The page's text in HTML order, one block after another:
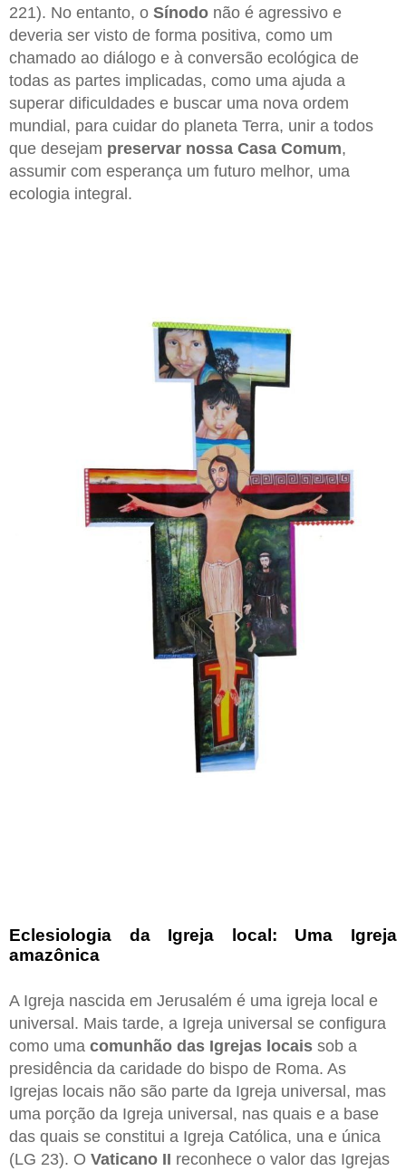
221). No entanto, o Sínodo não é agressivo e
deveria ser visto de forma positiva, como um
chamado ao diálogo e à conversão ecológica de
todas as partes implicadas, como uma ajuda a
superar dificuldades e buscar uma nova ordem
mundial, para cuidar do planeta Terra, unir a todos
que desejam preservar nossa Casa Comum,
assumir com esperança um futuro melhor, uma
ecologia integral.
Eclesiologia da Igreja local: Uma Igreja
amazônica
A Igreja nascida em Jerusalém é uma igreja local e
universal. Mais tarde, a Igreja universal se configura
como uma comunhão das Igrejas locais sob a
presidência da caridade do bispo de Roma. As
Igrejas locais não são parte da Igreja universal, mas
uma porção da Igreja universal, nas quais e a base
das quais se constitui a Igreja Católica, una e única
(LG 23). O Vaticano II reconhece o valor das Igrejas